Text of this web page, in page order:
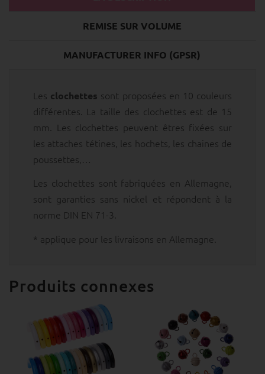
REMISE SUR VOLUME
MANUFACTURER INFO (GPSR)
Les clochettes sont proposées en 10 couleurs
différentes. La taille des clochettes est de 15
mm. Les clochettes peuvent êtres fixées sur
les attaches tétines, les hochets, les chaines de
poussettes,…
Les clochettes sont fabriquées en Allemagne,
sont garanties sans nickel et répondent à la
norme DIN EN 71-3.
* applique pour les livraisons en Allemagne.
Produits connexes